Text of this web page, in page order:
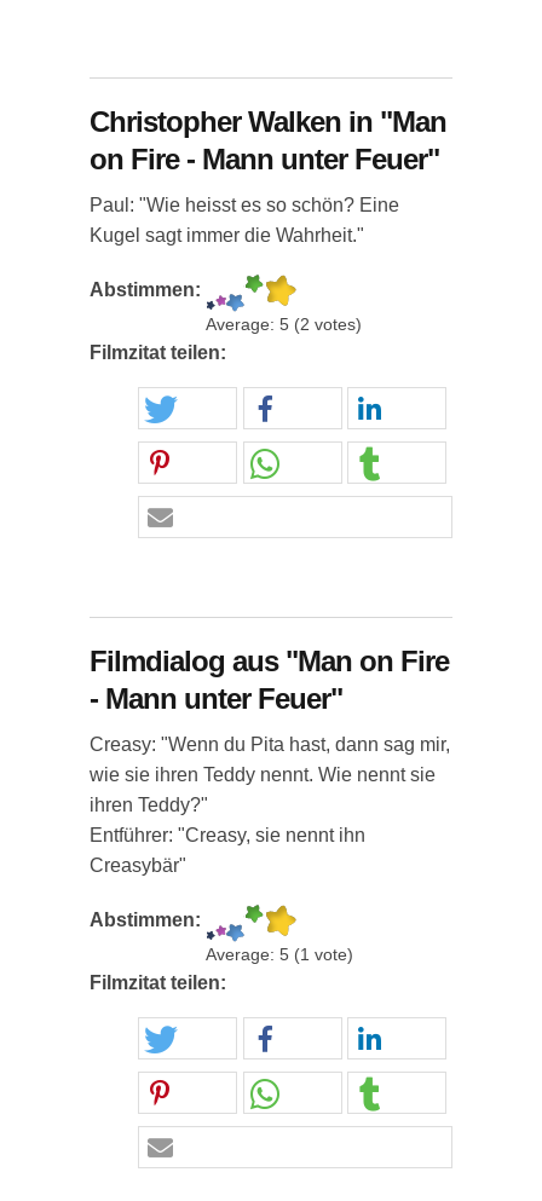
Christopher Walken in "Man
on Fire - Mann unter Feuer"
Paul: "Wie heisst es so schön? Eine
Kugel sagt immer die Wahrheit."
Abstimmen:
Average: 5 (2 votes)
Filmzitat teilen:
Filmdialog aus "Man on Fire
- Mann unter Feuer"
Creasy: "Wenn du Pita hast, dann sag mir,
wie sie ihren Teddy nennt. Wie nennt sie
ihren Teddy?"
Entführer: "Creasy, sie nennt ihn
Creasybär"
Abstimmen:
Average: 5 (1 vote)
Filmzitat teilen: